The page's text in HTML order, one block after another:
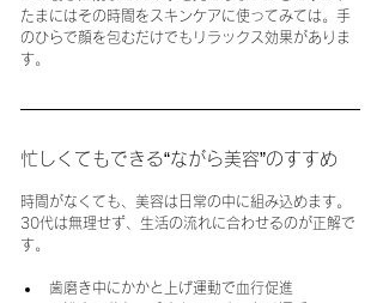
たまにはその時間をスキンケアに使ってみては。手
のひらで顔を包むだけでもリラックス効果がありま
す。
忙しくてもできる“ながら美容”のすすめ
時間がなくても、美容は日常の中に組み込めます。
30代は無理せず、生活の流れに合わせるのが正解で
す。
歯磨き中にかかと上げ運動で血行促進